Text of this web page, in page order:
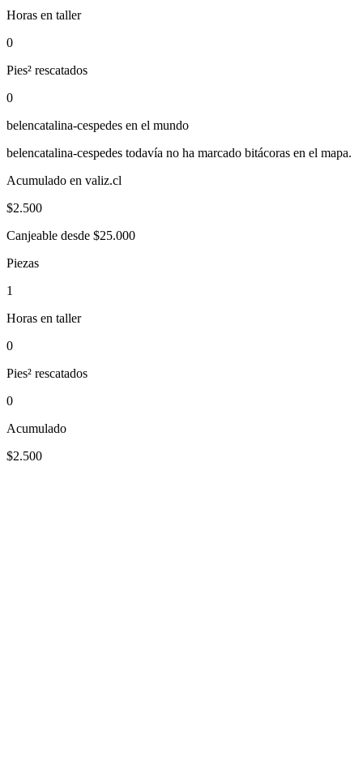
Horas en taller
0
Pies² rescatados
0
belencatalina-cespedes en el mundo
belencatalina-cespedes todavía no ha marcado bitácoras en el mapa.
Acumulado en valiz.cl
$2.500
Canjeable desde $25.000
Piezas
1
Horas en taller
0
Pies² rescatados
0
Acumulado
$2.500